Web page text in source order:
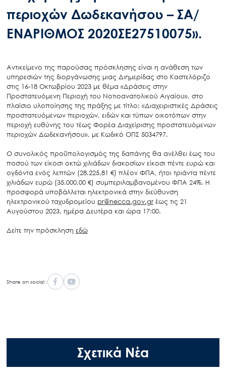
περιοχών Δωδεκανήσου – ΣΑ/
ΕΝΑΡΙΘΜΟΣ 2020ΣΕ27510075».
Αντικείμενο της παρούσας πρόσκλησης είναι η ανάθεση των
υπηρεσιών της διοργάνωσης μιας Διημερίδας στο Καστελόριζο
στις 16-18 Οκτωβρίου 2023 με θέμα «Δράσεις στην
Προστατευόμενη Περιοχή του Νοτιοανατολικού Αιγαίου», στο
πλαίσιο υλοποίησης της πράξης με τίτλο: «Διαχειριστικές Δράσεις
προστατευόμενων περιοχών, ειδών και τύπων οικοτόπων στην
περιοχή ευθύνης του τέως Φορέα Διαχείρισης προστατευόμενων
περιοχών Δωδεκανήσου», με Κωδικό ΟΠΣ 5034797.
Ο συνολικός προϋπολογισμός της δαπάνης θα ανέλθει έως του
ποσού των είκοσι οκτώ χιλιάδων διακοσίων είκοσι πέντε ευρώ και
ογδόντα ενός λεπτών (28.225,81 €) πλέον ΦΠΑ, ήτοι τριάντα πέντε
χιλιάδων ευρώ (35.000,00 €) συμπεριλαμβανομένου ΦΠΑ 24%. Η
προσφορά υποβάλλεται ηλεκτρονικά στην διεύθυνση
ηλεκτρονικού ταχυδρομείου pr@necca.gov.grέως τις 21
Αυγούστου 2023, ημέρα Δευτέρα και ώρα 17:00.
Δείτε την πρόσκληση εδώ
Share on social :
Σχετικά Νέα